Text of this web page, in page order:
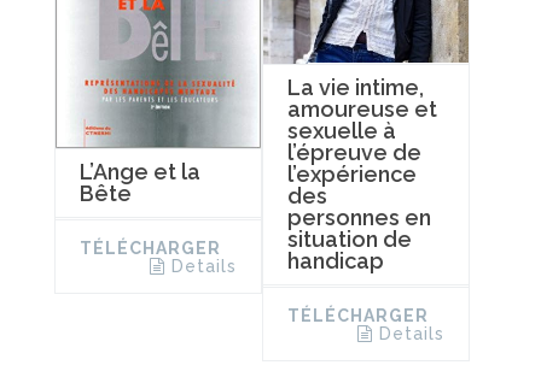
L’Ange et la
Bête
TÉLÉCHARGER
Details
La vie intime,
amoureuse et
sexuelle à
l’épreuve de
l’expérience
des
personnes en
situation de
handicap
TÉLÉCHARGER
Details